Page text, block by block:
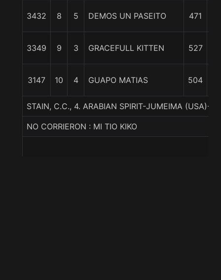
3432 8 5 DEMOS UN PASEITO 471
3349 9 3 GRACEFULL KITTEN 527
3147 10 4 GUAPO MATIAS 504
STAIN, C.C., 4. ARABIAN SPIRIT-JUMEIMA (USA)-
NO CORRIERON : MI TIO KIKO